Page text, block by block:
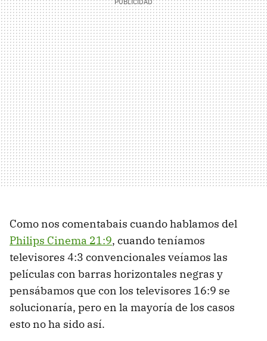
Como nos comentabais cuando hablamos del
Philips Cinema 21:9, cuando teníamos
televisores 4:3 convencionales veíamos las
películas con barras horizontales negras y
pensábamos que con los televisores 16:9 se
solucionaría, pero en la mayoría de los casos
esto no ha sido así.